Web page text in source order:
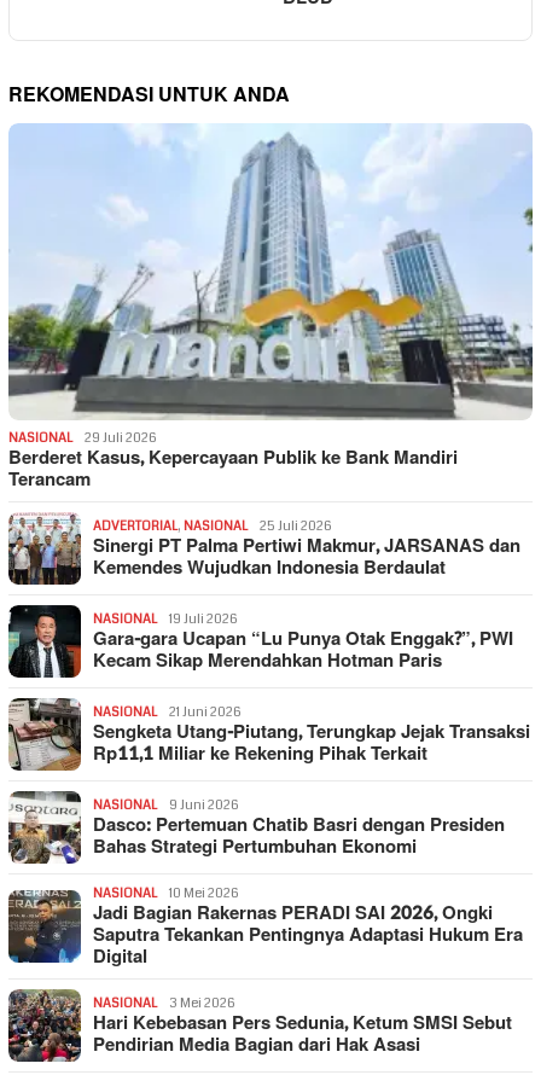
REKOMENDASI UNTUK ANDA
NASIONAL 29 Juli 2026
Berderet Kasus, Kepercayaan Publik ke Bank Mandiri
Terancam
ADVERTORIAL, NASIONAL 25 Juli 2026
Sinergi PT Palma Pertiwi Makmur, JARSANAS dan
Kemendes Wujudkan Indonesia Berdaulat
NASIONAL 19 Juli 2026
Gara-gara Ucapan “Lu Punya Otak Enggak?”, PWI
Kecam Sikap Merendahkan Hotman Paris
NASIONAL 21 Juni 2026
Sengketa Utang-Piutang, Terungkap Jejak Transaksi
Rp11,1 Miliar ke Rekening Pihak Terkait
NASIONAL 9 Juni 2026
Dasco: Pertemuan Chatib Basri dengan Presiden
Bahas Strategi Pertumbuhan Ekonomi
NASIONAL 10 Mei 2026
Jadi Bagian Rakernas PERADI SAI 2026, Ongki
Saputra Tekankan Pentingnya Adaptasi Hukum Era
Digital
NASIONAL 3 Mei 2026
Hari Kebebasan Pers Sedunia, Ketum SMSI Sebut
Pendirian Media Bagian dari Hak Asasi